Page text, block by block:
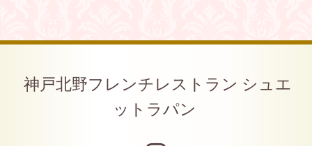
神戸北野フレンチレストラン シュエ
ットラパン